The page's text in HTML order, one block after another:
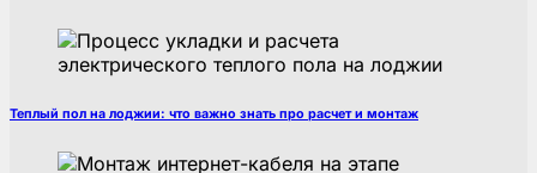
Теплый пол на лоджии: что важно знать про расчет и монтаж